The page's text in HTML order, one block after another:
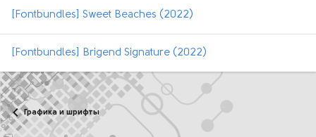
[Fontbundles] Sweet Beaches (2022)
[Fontbundles] Brigend Signature (2022)
Графика и шрифты